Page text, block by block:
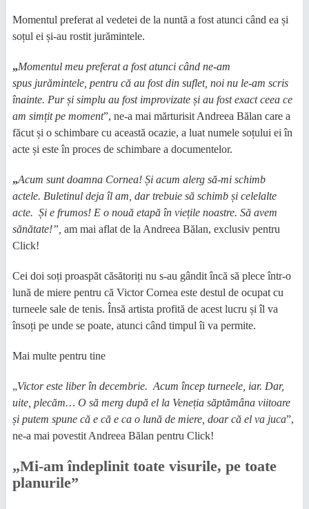
Momentul preferat al vedetei de la nuntă a fost atunci când ea și
soțul ei și-au rostit jurămintele.
„Momentul meu preferat a fost atunci când ne-am
spus jurămintele, pentru că au fost din suflet, noi nu le-am scris
înainte. Pur și simplu au fost improvizate și au fost exact ceea ce
am simțit pe moment”, ne-a mai mărturisit Andreea Bălan care a
făcut și o schimbare cu această ocazie, a luat numele soțului ei în
acte și este în proces de schimbare a documentelor.
„Acum sunt doamna Cornea!Și acum alerg să-mi schimb
actele. Buletinul deja îl am , dar trebuie să schimb și celelalte
acte. Și e frumos!E o nouă etapă în viețile noastre. Să avem
sănătate!”, am mai aflat de la Andreea Bălan, exclusiv pentru
Click!
Cei doi soți proaspăt căsătoriți nu s-au gândit încă să plece într-o
lună de miere pentru că Victor Cornea este destul de ocupat cu
turneele sale de tenis. Însă artista profită de acest lucru și îl va
însoți pe unde se poate, atunci când timpul îi va permite.
Mai multe pentru tine
„Victor este liber în decembrie. Acum încep turneele, iar. Dar,
uite, plecăm… Osă merg după el la Veneția săptămâna viitoare
și putem spune că e că e ca o lună de miere, doar că elva juca”,
ne-a mai povestit Andreea Bălan pentru Click!
„Mi-am îndeplinit toate visurile, pe toate
planurile”